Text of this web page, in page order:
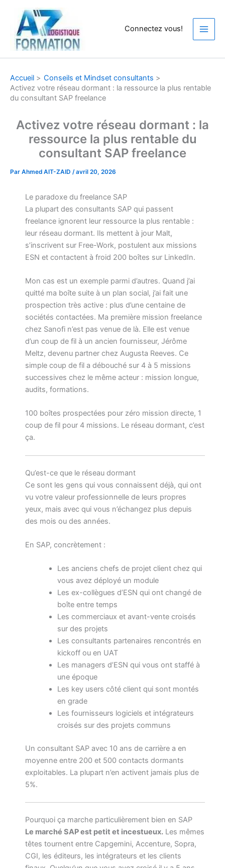
contenu
Connectez vous!
Accueil
Conseils et Mindset consultants
Activez votre réseau dormant : la ressource la plus rentable
du consultant SAP freelance
Activez votre réseau dormant : la
ressource la plus rentable du
consultant SAP freelance
Par Ahmed AIT-ZAID /avril 20, 2026
Le paradoxe du freelance SAP
La plupart des consultants SAP qui passent
freelance ignorent leur ressource la plus rentable :
leur réseau dormant. Ils mettent à jour Malt,
s’inscrivent sur Free-Work, postulent aux missions
ESN et contactent à froid 200 boîtes sur LinkedIn.
Mon cas est un exemple parmi d’autres. Quand j’ai
quitté ma boîte suite à un plan social, j’ai fait une
prospection très active : plus d’une centaine de
sociétés contactées. Ma première mission freelance
chez Sanofi n’est pas venue de là. Elle est venue
d’un coup de fil à un ancien fournisseur, Jérôme
Meltz, devenu partner chez Augusta Reeves. Ce
simple coup de fil a débouché sur 4 à 5 missions
successives chez le même acteur : mission longue,
audits, formations.
100 boîtes prospectées pour zéro mission directe, 1
coup de fil pour 4 missions. Le réseau dormant, c’est
ça.
Qu’est-ce que le réseau dormant
Ce sont les gens qui vous connaissent déjà, qui ont
vu votre valeur professionnelle de leurs propres
yeux, mais avec qui vous n’échangez plus depuis
des mois ou des années.
En SAP, concrètement :
Les anciens chefs de projet client chez qui
vous avez déployé un module
Les ex-collègues d’ESN qui ont changé de
boîte entre temps
Les commerciaux et avant-vente croisés
sur des projets
Les consultants partenaires rencontrés en
kickoff ou en UAT
Les managers d’ESN qui vous ont staffé à
une époque
Les key users côté client qui sont montés
en grade
Les fournisseurs logiciels et intégrateurs
croisés sur des projets communs
Un consultant SAP avec 10 ans de carrière a en
moyenne entre 200 et 500 contacts dormants
exploitables. La plupart n’en activent jamais plus de
5%.
Pourquoi ça marche particulièrement bien en SAP
Le marché SAP est petit et incestueux. Les mêmes
têtes tournent entre Capgemini, Accenture, Sopra,
CGI, les éditeurs, les intégrateurs et les clients